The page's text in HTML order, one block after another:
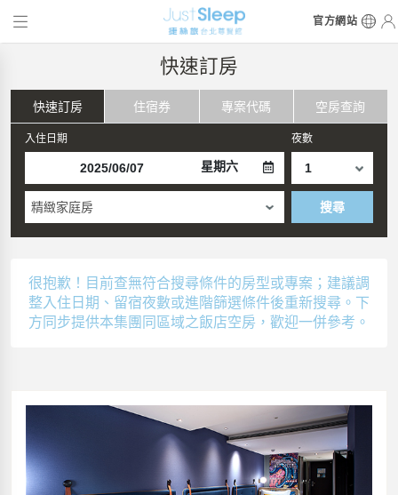
官方網站
快速訂房
快速訂房 住宿券 專案代碼 空房查詢
入住日期
星期六
夜數
精緻家庭房 搜尋
很抱歉！目前查無符合搜尋條件的房型或專案；建議調
整入住日期、留宿夜數或進階篩選條件後重新搜尋。下
方同步提供本集團同區域之飯店空房，歡迎一併參考。